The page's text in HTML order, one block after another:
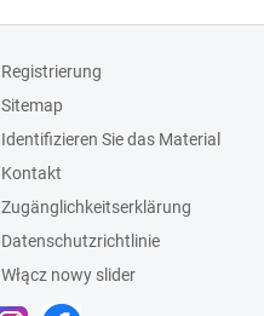
Registrierung
Sitemap
Identifizieren Sie das Material
Kontakt
Zugänglichkeitserklärung
Datenschutzrichtlinie
Włącz nowy slider